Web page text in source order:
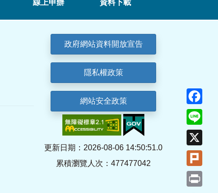
線上申辦 資料下載
政府網站資料開放宣告
隱私權政策
網站安全政策
更新日期：2026-08-06 14:50:51.0
累積瀏覽人次：477477042